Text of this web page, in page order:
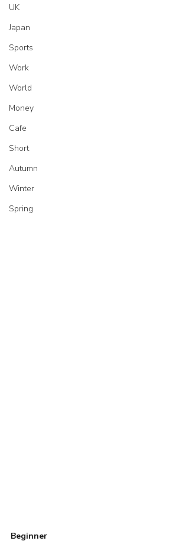
UK
Japan
Sports
Work
World
Money
Cafe
Short
Autumn
Winter
Spring
Beginner